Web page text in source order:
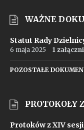
WAŻNE
Statut Rady
6 maja 2025 1
POZOSTAŁE
PROTOKOŁY
Protoków z XIV